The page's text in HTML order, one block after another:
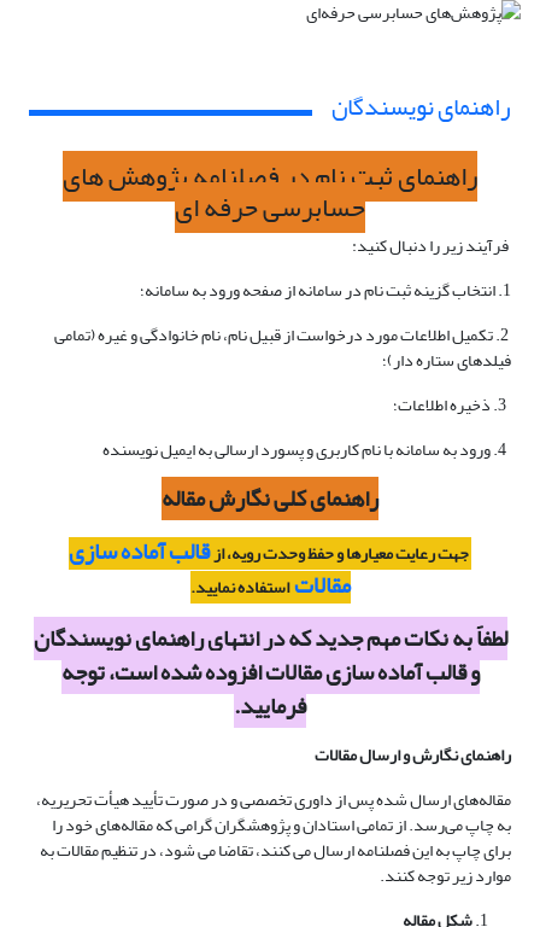
راهنمای نویسندگان
راهنمای ثبت نام در فصلنامه پژوهش های
حسابرسی حرفه ای
فرآیند زیر را دنبال کنید:
1. انتخاب گزینه ثبت نام در سامانه از صفحه ورود به سامانه؛
2. تکمیل اطلاعات مورد درخواست از قبیل نام، نام خانوادگی و غیره (تمامی
فیلدهای ستاره دار)؛
راهنمای کلی نگارش مقاله‌
جهت رعایت معیارها و حفظ وحدت رویه، ازقالب آماده سازی
مقالاتاستفاده نمایید.
لطفاً به نکات مهم جدید که در انتهای راهنمای نویسندگان
و قالب آماده سازی مقالات افزوده شده است، توجه
فرمایید.
راهنماینگارش و ارسالمقالات
مقاله‌های ارسال شده پس از داوری تخصصی و در صورت تأیید هیأت تحریریه،
به چاپ می‌رسد. از تمامی استادان و پژوهشگران گرامی که مقاله‌های خود را
برای چاپ به این فصلنامه ارسال می کنند، تقاضا می شود، در تنظیم مقالات به
موارد زیر توجه کنند.